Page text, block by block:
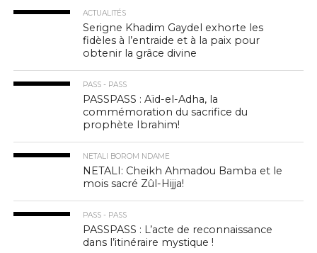
ACTUALITÉS
Serigne Khadim Gaydel exhorte les
fidèles à l’entraide et à la paix pour
obtenir la grâce divine
PASS - PASS
PASSPASS : Aïd-el-Adha, la
commémoration du sacrifice du
prophète Ibrahim!
NETALI BOROM NDAME
NETALI: Cheikh Ahmadou Bamba et le
mois sacré Zûl-Hijja!
PASS - PASS
PASSPASS : L’acte de reconnaissance
dans l’itinéraire mystique !